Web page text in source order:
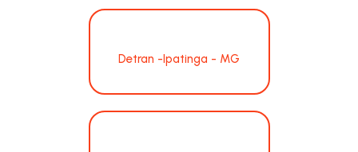
Detran -Ipatinga - MG